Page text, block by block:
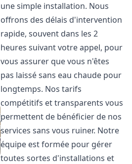
une simple installation. Nous
offrons des délais d'intervention
rapide, souvent dans les 2
heures suivant votre appel, pour
vous assurer que vous n'êtes
pas laissé sans eau chaude pour
longtemps. Nos tarifs
compétitifs et transparents vous
permettent de bénéficier de nos
services sans vous ruiner. Notre
équipe est formée pour gérer
toutes sortes d'installations et